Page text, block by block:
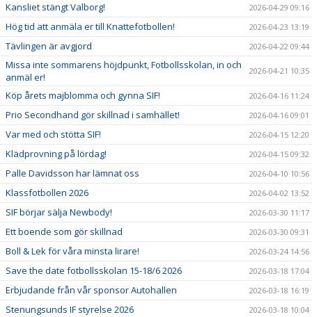
Kansliet stängt Valborg! 2026-04-29 09:16
Hög tid att anmäla er till Knattefotbollen! 2026-04-23 13:19
Tävlingen är avgjord 2026-04-22 09:44
Missa inte sommarens höjdpunkt, Fotbollsskolan, in och
anmäl er!
2026-04-21 10:35
Köp årets majblomma och gynna SIF! 2026-04-16 11:24
Prio Secondhand gör skillnad i samhället! 2026-04-16 09:01
Var med och stötta SIF! 2026-04-15 12:20
Klädprovning på lördag! 2026-04-15 09:32
Palle Davidsson har lämnat oss 2026-04-10 10:56
Klassfotbollen 2026 2026-04-02 13:52
SIF börjar sälja Newbody! 2026-03-30 11:17
Ett boende som gör skillnad 2026-03-30 09:31
Boll & Lek för våra minsta lirare! 2026-03-24 14:56
Save the date fotbollsskolan 15-18/6 2026 2026-03-18 17:04
Erbjudande från vår sponsor Autohallen 2026-03-18 16:19
Stenungsunds IF styrelse 2026 2026-03-18 10:04